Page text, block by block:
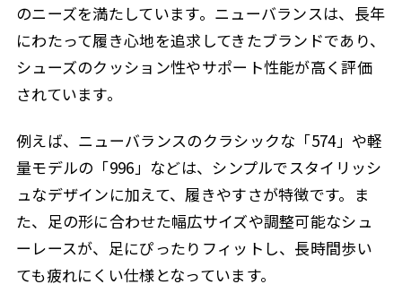
のニーズを満たしています。ニューバランスは、長年
にわたって履き心地を追求してきたブランドであり、
シューズのクッション性やサポート性能が高く評価
されています。
例えば、ニューバランスのクラシックな「574」や軽
量モデルの「996」などは、シンプルでスタイリッシ
ュなデザインに加えて、履きやすさが特徴です。ま
た、足の形に合わせた幅広サイズや調整可能なシュ
ーレースが、足にぴったりフィットし、長時間歩い
ても疲れにくい仕様となっています。